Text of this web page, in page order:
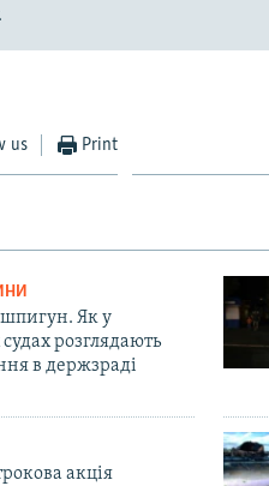
us Print
Як у
розглядають
в держзраді
акція